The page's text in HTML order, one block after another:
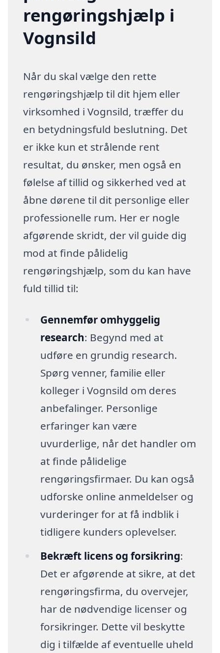
rengøringshjælp i
Vognsild
Når du skal vælge den rette
rengøringshjælp til dit hjem eller
virksomhed i Vognsild, træffer du
en betydningsfuld beslutning. Det
er ikke kun et strålende rent
resultat, du ønsker, men også en
følelse af tillid og sikkerhed ved at
åbne dørene til dit personlige eller
professionelle rum. Her er nogle
afgørende skridt, der vil guide dig
mod at finde pålidelig
rengøringshjælp, som du kan have
fuld tillid til:
Gennemfør omhyggelig
research: Begynd med at
udføre en grundig research.
Spørg venner, familie eller
kolleger i Vognsild om deres
anbefalinger. Personlige
erfaringer kan være
uvurderlige, når det handler om
at finde pålidelige
rengøringsfirmaer. Du kan også
udforske online anmeldelser og
vurderinger for at få indblik i
tidligere kunders oplevelser.
Bekræft licens og forsikring:
Det er afgørende at sikre, at det
rengøringsfirma, du overvejer,
har de nødvendige licenser og
forsikringer. Dette vil beskytte
dig i tilfælde af eventuelle uheld